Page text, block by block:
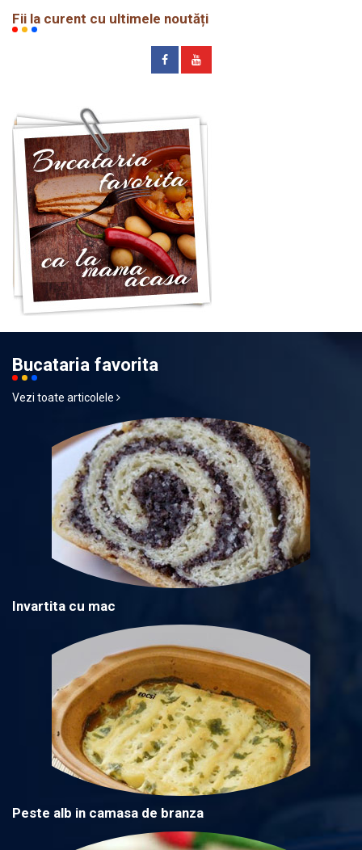
Fii la curent cu ultimele noutăți
Bucataria favorita
Vezi toate articolele
Invartita cu mac
Peste alb in camasa de branza